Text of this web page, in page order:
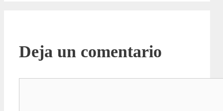
Deja un comentario